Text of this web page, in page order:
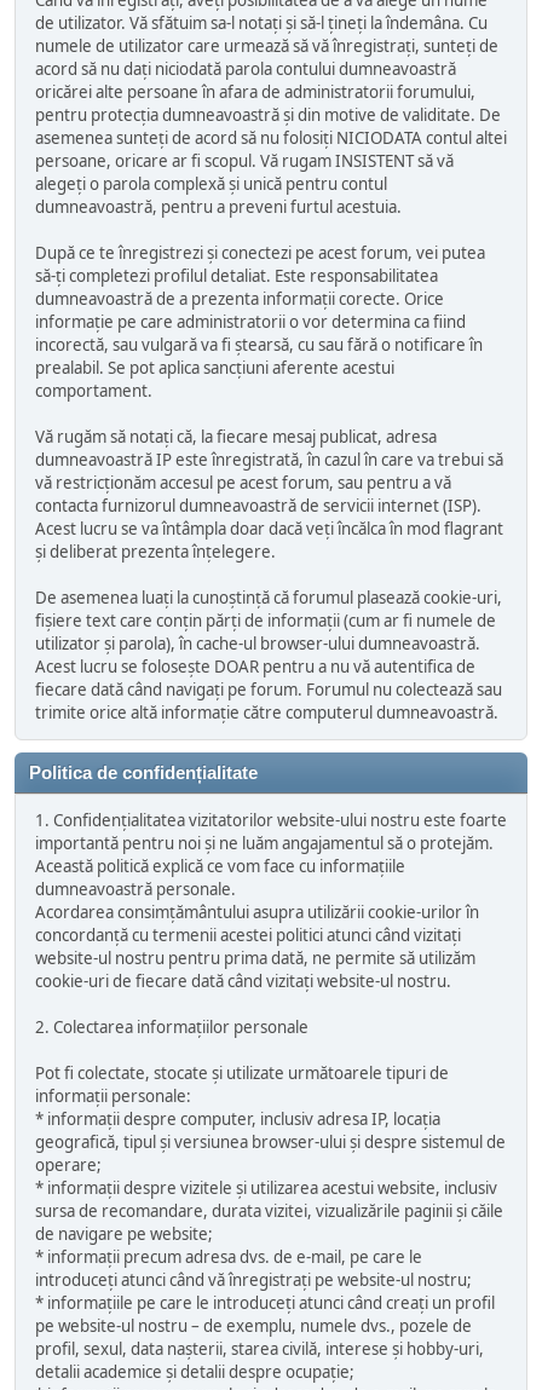
de utilizator. Vă sfătuim sa-l notați și să-l țineți la îndemâna. Cu
numele de utilizator care urmează să vă înregistrați, sunteți de
acord să nu dați niciodată parola contului dumneavoastră
oricărei alte persoane în afara de administratorii forumului,
pentru protecția dumneavoastră și din motive de validitate. De
asemenea sunteți de acord să nu folosiți NICIODATA contul altei
persoane, oricare ar fi scopul. Vă rugam INSISTENT să vă
alegeți o parola complexă și unică pentru contul
dumneavoastră, pentru a preveni furtul acestuia.
După ce te înregistrezi și conectezi pe acest forum, vei putea
să-ți completezi profilul detaliat. Este responsabilitatea
dumneavoastră de a prezenta informații corecte. Orice
informație pe care administratorii o vor determina ca fiind
incorectă, sau vulgară va fi ștearsă, cu sau fără o notificare în
prealabil. Se pot aplica sancțiuni aferente acestui
comportament.
Vă rugăm să notați că, la fiecare mesaj publicat, adresa
dumneavoastră IP este înregistrată, în cazul în care va trebui să
vă restricționăm accesul pe acest forum, sau pentru a vă
contacta furnizorul dumneavoastră de servicii internet (ISP).
Acest lucru se va întâmpla doar dacă veți încălca în mod flagrant
și deliberat prezenta înțelegere.
De asemenea luați la cunoștință că forumul plasează cookie-uri,
fișiere text care conțin părți de informații (cum ar fi numele de
utilizator și parola), în cache-ul browser-ului dumneavoastră.
Acest lucru se folosește DOAR pentru a nu vă autentifica de
fiecare dată când navigați pe forum. Forumul nu colectează sau
trimite orice altă informație către computerul dumneavoastră.
Politica de confidențialitate
1. Confidențialitatea vizitatorilor website-ului nostru este foarte
importantă pentru noi și ne luăm angajamentul să o protejăm.
Această politică explică ce vom face cu informațiile
dumneavoastră personale.
Acordarea consimțământului asupra utilizării cookie-urilor în
concordanță cu termenii acestei politici atunci când vizitați
website-ul nostru pentru prima dată, ne permite să utilizăm
cookie-uri de fiecare dată când vizitați website-ul nostru.
2. Colectarea informațiilor personale
Pot fi colectate, stocate și utilizate următoarele tipuri de
informații personale:
* informații despre computer, inclusiv adresa IP, locația
geografică, tipul și versiunea browser-ului și despre sistemul de
operare;
* informații despre vizitele și utilizarea acestui website, inclusiv
sursa de recomandare, durata vizitei, vizualizările paginii și căile
de navigare pe website;
* informații precum adresa dvs. de e-mail, pe care le
introduceți atunci când vă înregistrați pe website-ul nostru;
* informațiile pe care le introduceți atunci când creați un profil
pe website-ul nostru – de exemplu, numele dvs., pozele de
profil, sexul, data nașterii, starea civilă, interese și hobby-uri,
detalii academice și detalii despre ocupație;